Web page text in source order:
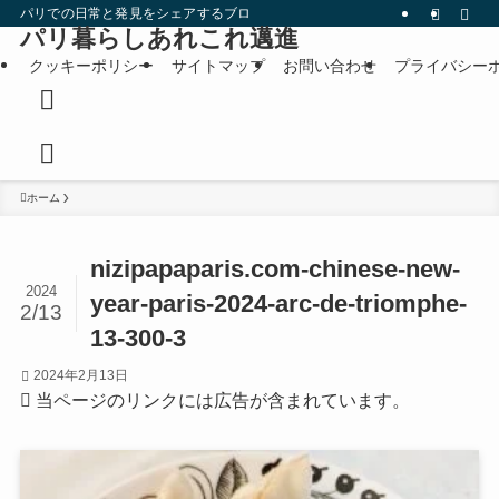
パリでの日常と発見をシェアするブログです。
パリ暮らしあれこれ邁進
クッキーポリシー サイトマップ お問い合わせ プライバシー
ホーム
nizipapaparis.com-chinese-new-
year-paris-2024-arc-de-triomphe-
13-300-3
2024
2/13
2024年2月13日
当ページのリンクには広告が含まれています。